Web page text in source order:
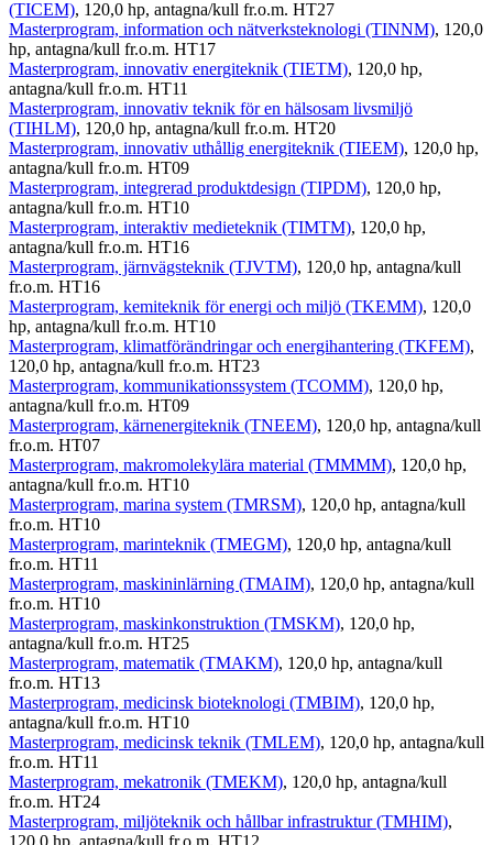
(TICEM), 120,0 hp, antagna/kull fr.o.m. HT27
Masterprogram, information och nätverksteknologi (TINNM), 120,0
hp, antagna/kull fr.o.m. HT17
Masterprogram, innovativ energiteknik (TIETM), 120,0 hp,
antagna/kull fr.o.m. HT11
Masterprogram, innovativ teknik för en hälsosam livsmiljö
(TIHLM), 120,0 hp, antagna/kull fr.o.m. HT20
Masterprogram, innovativ uthållig energiteknik (TIEEM), 120,0 hp,
antagna/kull fr.o.m. HT09
Masterprogram, integrerad produktdesign (TIPDM), 120,0 hp,
antagna/kull fr.o.m. HT10
Masterprogram, interaktiv medieteknik (TIMTM), 120,0 hp,
antagna/kull fr.o.m. HT16
Masterprogram, järnvägsteknik (TJVTM), 120,0 hp, antagna/kull
fr.o.m. HT16
Masterprogram, kemiteknik för energi och miljö (TKEMM), 120,0
hp, antagna/kull fr.o.m. HT10
Masterprogram, klimatförändringar och energihantering (TKFEM),
120,0 hp, antagna/kull fr.o.m. HT23
Masterprogram, kommunikationssystem (TCOMM), 120,0 hp,
antagna/kull fr.o.m. HT09
Masterprogram, kärnenergiteknik (TNEEM), 120,0 hp, antagna/kull
fr.o.m. HT07
Masterprogram, makromolekylära material (TMMMM), 120,0 hp,
antagna/kull fr.o.m. HT10
Masterprogram, marina system (TMRSM), 120,0 hp, antagna/kull
fr.o.m. HT10
Masterprogram, marinteknik (TMEGM), 120,0 hp, antagna/kull
fr.o.m. HT11
Masterprogram, maskininlärning (TMAIM), 120,0 hp, antagna/kull
fr.o.m. HT10
Masterprogram, maskinkonstruktion (TMSKM), 120,0 hp,
antagna/kull fr.o.m. HT25
Masterprogram, matematik (TMAKM), 120,0 hp, antagna/kull
fr.o.m. HT13
Masterprogram, medicinsk bioteknologi (TMBIM), 120,0 hp,
antagna/kull fr.o.m. HT10
Masterprogram, medicinsk teknik (TMLEM), 120,0 hp, antagna/kull
fr.o.m. HT11
Masterprogram, mekatronik (TMEKM), 120,0 hp, antagna/kull
fr.o.m. HT24
Masterprogram, miljöteknik och hållbar infrastruktur (TMHIM),